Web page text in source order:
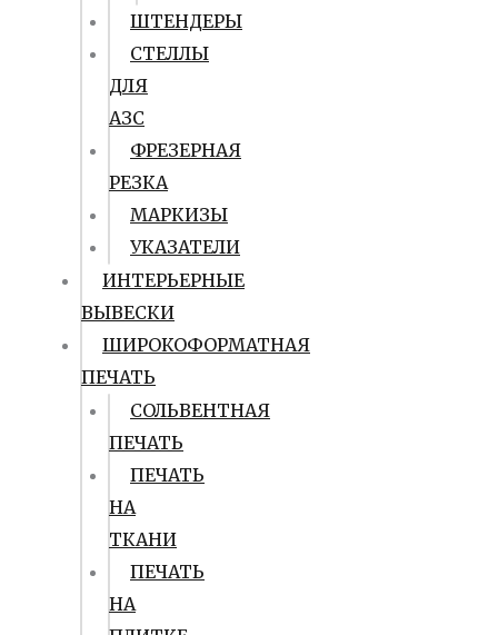
ШТЕНДЕРЫ
СТЕЛЛЫ
ДЛЯ
АЗС
ФРЕЗЕРНАЯ
РЕЗКА
МАРКИЗЫ
УКАЗАТЕЛИ
ИНТЕРЬЕРНЫЕ
ВЫВЕСКИ
ШИРОКОФОРМАТНАЯ
ПЕЧАТЬ
СОЛЬВЕНТНАЯ
ПЕЧАТЬ
ПЕЧАТЬ
НА
ТКАНИ
ПЕЧАТЬ
НА